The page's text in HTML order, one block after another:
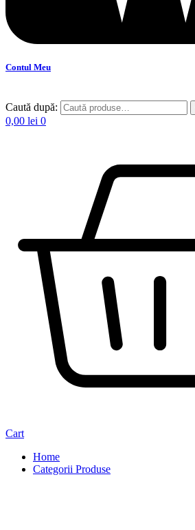
Contul Meu
Caută după:
0,00 lei 0
Cart
Home
Categorii Produse